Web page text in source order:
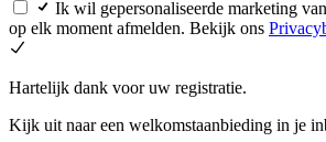
Ik wil gepersonaliseerde marketing
op elk moment afmelden. Bekijk ons
Hartelijk dank voor uw registratie.
Kijk uit naar een welkomstaanbieding in je